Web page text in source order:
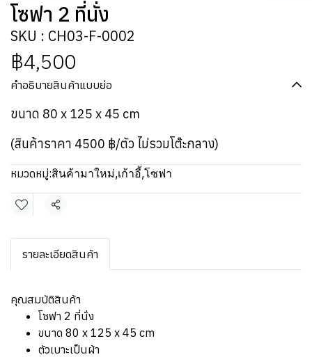
โซฟา 2 ที่นั่ง
SKU : CH03-F-0002
฿4,500
คำอธิบายสินค้าแบบย่อ
ขนาด 80 x 125 x 45 cm
(สินค้าราคา 4500 ฿/ตัว ไม่รวมโต๊ะกลาง)
หมวดหมู่:สินค้ามาใหม่,เก้าอี้,โซฟา
แชร์
รายละเอียดสินค้า
คุณสมบัติสินค้า
โซฟา 2 ที่นั่ง
ขนาด 80 x 125 x 45 cm
ตัวเบาะเป็นผ้า